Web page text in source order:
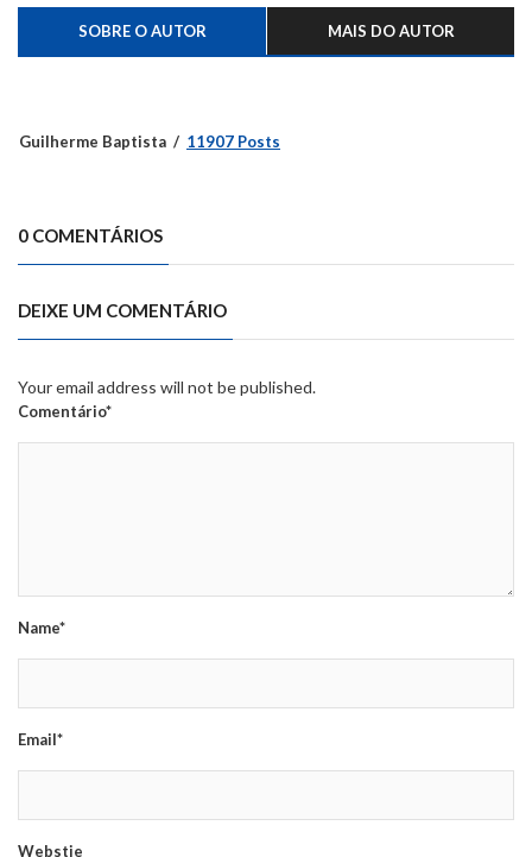
SOBRE O AUTOR MAIS DO AUTOR
Guilherme Baptista 11907 Posts
0 COMENTÁRIOS
DEIXE UM COMENTÁRIO
Your email address will not be published.
Comentário*
Name*
Email*
Webstie